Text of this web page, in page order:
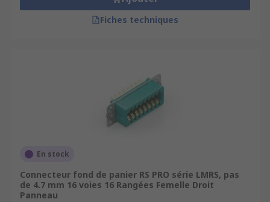
Fiches techniques
En stock
Connecteur fond de panier RS PRO série LMRS, pas
de 4.7 mm 16 voies 16 Rangées Femelle Droit
Panneau